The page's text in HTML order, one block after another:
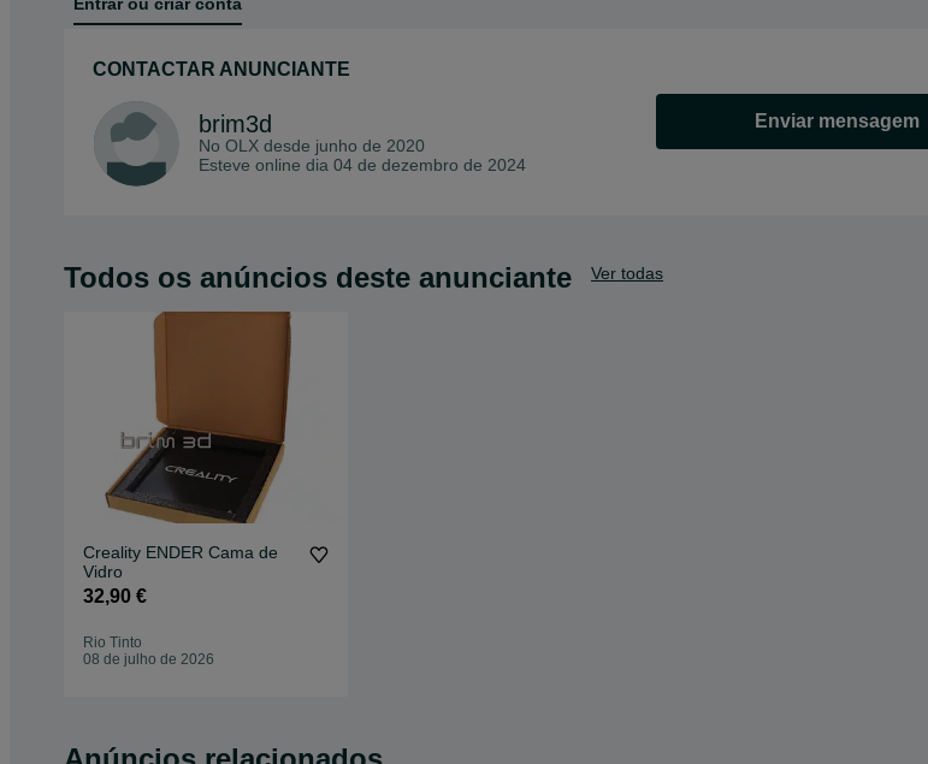
CONTACTAR ANUNCIANTE
brim3d
No OLX desde junho de 2020
Esteve online dia 04 de dezembro de 2024
Enviar mensagem
Todos os anúncios deste anunciante Ver todas
Creality ENDER Cama de
Vidro
32,90 €
Rio Tinto
08 de julho de 2026